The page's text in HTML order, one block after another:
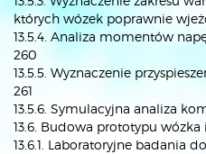
których wózek poprawnie
13.5.4. Analiza momentów
260
13.5.5. Wyznaczenie
261
13.5.6. Symulacyjna analiza
13.6. Budowa prototypu
13.6.1. Laboratoryjne badania